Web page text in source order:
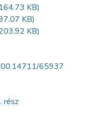
KB)
KB)
KB)
65937
rész